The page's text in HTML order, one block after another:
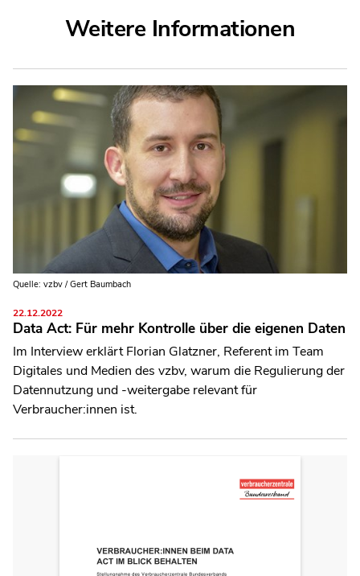
Weitere Informationen
Quelle: vzbv / Gert Baumbach
22.12.2022
Data Act: Für mehr Kontrolle über die eigenen Daten
Im Interview erklärt Florian Glatzner, Referent im Team
Digitales und Medien des vzbv, warum die Regulierung der
Datennutzung und -weitergabe relevant für
Verbraucher:innen ist.